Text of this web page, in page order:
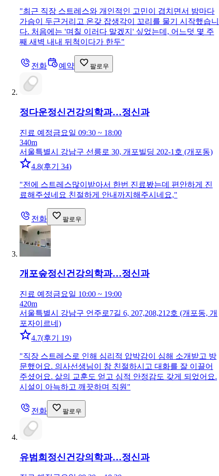
"최근 직장 스트레스와 개인적인 고민이 겹치면서 밤마다
가슴이 두근거리고 온갖 잡생각이 꼬리를 물기 시작했습니
다. 처음에는 '며칠 이러다 말겠지' 싶었는데, 어느덧 몇 주
째 새벽 내내 뒤척이다가 한두"
전화 예약 팔로우
정다운정신건강의학과…정신과
진료 예정금요일 09:30 ~ 18:00
340m
서울특별시 강남구 선릉로 30, 개포빌딩 202-1호 (개포동)
4.8(후기 34)
"전에 스트레스많이받아서 한번 진료봤는데 편안하게 진
료해주셨네요 친절하게 안내까지해주시네요,"
전화 팔로우
개포숲정신건강의학과…정신과
진료 예정금요일 10:00 ~ 19:00
420m
서울특별시 강남구 언주로7길 6, 207,208,212호 (개포동, 개
포자이르네)
4.7(후기 19)
"직장 스트레스로 인해 심리적 압박감이 심해 소개받고 방
문했어요. 의사선생님이 참 친절하시고 대화를 잘 이끌어
주셨어요. 삶의 교훈도 얻고 심적 안정감도 갖게 되었어요.
시설이 아늑하고 깨끗하며 직원 "
전화 팔로우
유범희정신건강의학과…정신과